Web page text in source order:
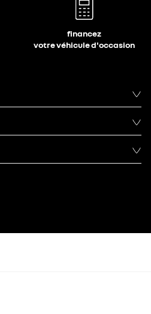
financez
votre véhicule d'occasion